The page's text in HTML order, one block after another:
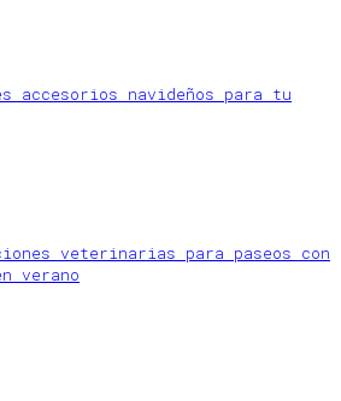
accesorios navideños para tu
veterinarias para paseos con
verano